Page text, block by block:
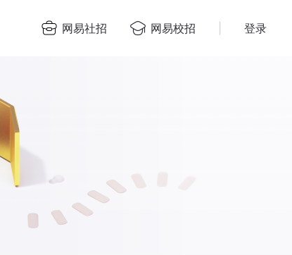
网易社招 网易校招 登录